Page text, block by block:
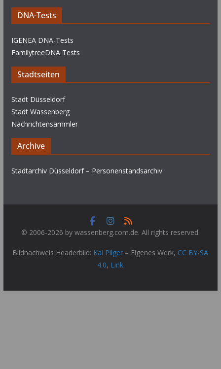
DNA-Tests
IGENEA DNA-Tests
FamilytreeDNA Tests
Stadtseiten
Stadt Düsseldorf
Stadt Wassenberg
Nachrichtensammler
Archive
Stadtarchiv Düsseldorf – Personenstandsarchiv
© 2006-2026 by wassenberg.com.de. All rights reserved.
Bildnachweis Headerbild: Kai Pilger – Eigenes Werk, CC BY-SA
4.0, Link